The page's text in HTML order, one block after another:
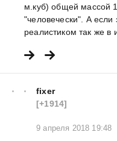
м.куб) общей массой
"человечески". А если
реалистиком так же в
fixer
[+1914]
9 апреля 2018 19:48